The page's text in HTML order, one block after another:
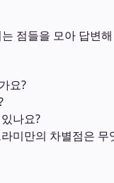
점들을 모아 답변
요?
나요?
미만의 차별점은 무